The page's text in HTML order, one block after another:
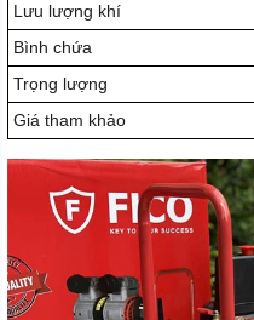
Lưu lượng khí
Bình chứa
Trọng lượng
Giá tham khảo